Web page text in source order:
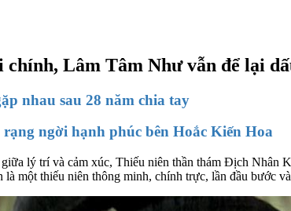
chính, Lâm Tâm Như vẫn để lại
nhau sau 28 năm chia tay
ngời hạnh phúc bên Hoắc Kiến Hoa
lý trí và cảm xúc, Thiếu niên thần thám Địch Nhân
một thiếu niên thông minh, chính trực, lần đầu bước